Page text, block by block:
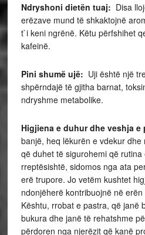
Ndryshoni dietën tuaj: Disa
erëzave mund të shkaktojnë
t`i keni ngrënë. Këtu përfshihet
kafeinë.
Pini shumë ujë: Uji është një
shpërndajë të gjitha barnat,
ndryshme metabolike.
Higjiena e duhur dhe veshja e
banjë, heq lëkurën e vdekur
që duhet të sigurohemi që
rreptësishtë, sidomos nga ata
erë trupore. Jo vetëm kushtet
ndonjëherë kontribuojnë në
Kështu, rrobat e pastra, që janë
bukura dhe janë të rehatshme
përdoren nga njerëzit që kanë